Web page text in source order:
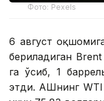
Фото: Pexels
6 август
бериладиган
га ўсиб, 1
этди. АҚШнинг